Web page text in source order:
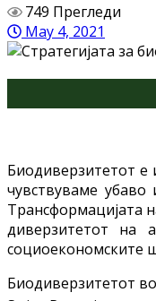
749 Прегледи
May 4, 2021
Биодиверзитетот
чувствуваме
Трансформацијата
диверзитетот на
социоекономските
Биодиверзитетот